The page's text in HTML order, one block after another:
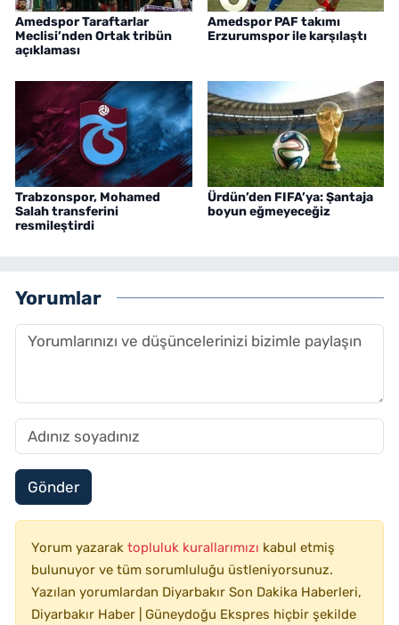
Amedspor Taraftarlar
Meclisi’nden Ortak tribün
açıklaması
Amedspor PAF takımı
Erzurumspor ile karşılaştı
Trabzonspor, Mohamed
Salah transferini
resmileştirdi
Ürdün’den FIFA’ya: Şantaja
boyun eğmeyeceğiz
Yorumlar
Gönder
Yorum yazarak topluluk kurallarımızı kabul etmiş
bulunuyor ve tüm sorumluluğu üstleniyorsunuz.
Yazılan yorumlardan Diyarbakır Son Dakika Haberleri,
Diyarbakır Haber | Güneydoğu Ekspres hiçbir şekilde